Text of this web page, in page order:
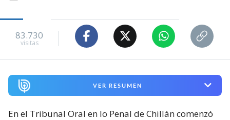
83.730
visitas
VER RESUMEN
En el Tribunal Oral en lo Penal de Chillán comenzó